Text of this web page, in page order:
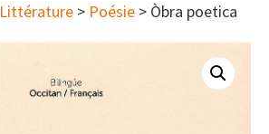
Littérature > Poésie > Òbra poetica